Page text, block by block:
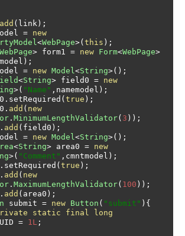
add ( link );
= new
<WebPage>( this );
WebPage> form1 = new Form<WebPage>
);
= new Model<String>();
<String> field0 = new
>( "Name" , namemodel );
. setRequired ( true );
. add ( new
. MinimumLengthValidator( 3 ));
. add ( field0 );
= new Model<String>();
<String> area0 = new
>( "Comment" , cmntmodel );
. setRequired ( true );
. add ( new
. MaximumLengthValidator( 100 ));
. add ( area0 );
submit = new Button ( "submit" ){
static final
long
= 1L ;